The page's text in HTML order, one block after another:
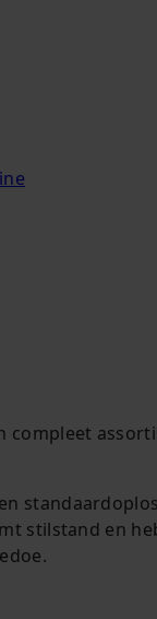
stilstand en